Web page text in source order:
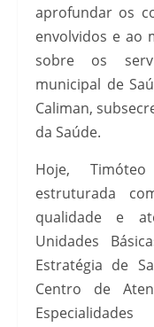
aprofundar os
envolvidos e ao
sobre os
municipal de
Caliman,
da Saúde.
Hoje,
estruturada
qualidade e
Unidades
Estratégia de
Centro de